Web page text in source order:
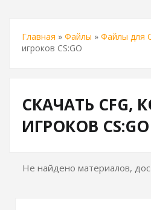
Главная » Файлы » Файлы для
игроков CS:GO
СКАЧАТЬ CFG,
ИГРОКОВ CS:GO
Не найдено материалов,